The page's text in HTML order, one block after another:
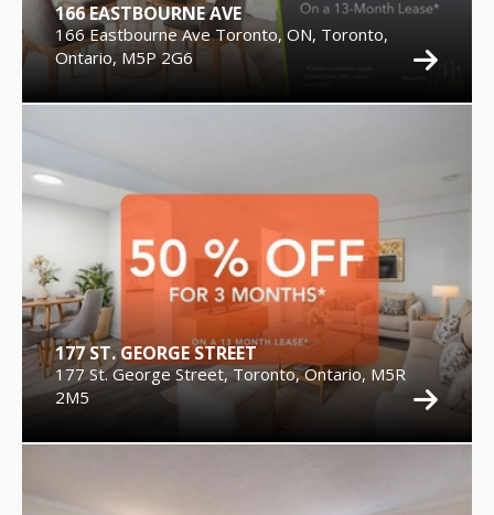
166 EASTBOURNE AVE
166 Eastbourne Ave Toronto, ON, Toronto,
Ontario, M5P 2G6
177 ST. GEORGE STREET
177 St. George Street, Toronto, Ontario, M5R
2M5